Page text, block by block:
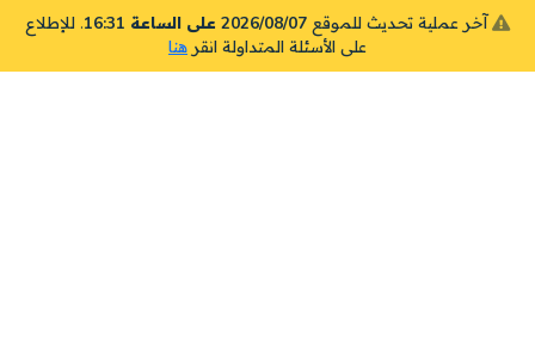
آخر عملية تحديث للموقع 2026/08/07 على الساعة 16:31
. للإطلاع
على الأسئلة المتداولة انقر هنا